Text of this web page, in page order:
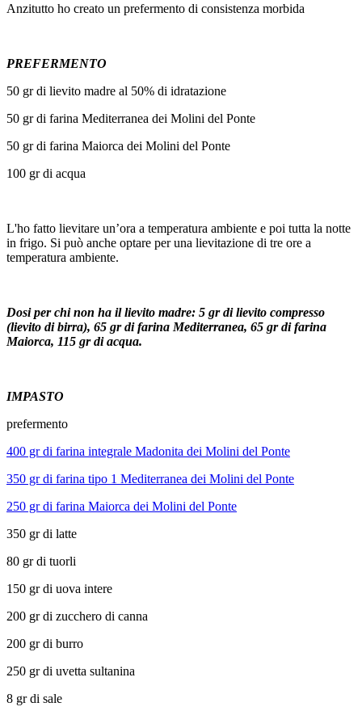
Anzitutto ho creato un prefermento di consistenza morbida
PREFERMENTO
50 gr di lievito madre al 50% di idratazione
50 gr di farina Mediterranea dei Molini del Ponte
50 gr di farina Maiorca dei Molini del Ponte
100 gr di acqua
L'ho fatto lievitare un’ora a temperatura ambiente e poi tutta la notte
in frigo. Si può anche optare per una lievitazione di tre ore a
temperatura ambiente.
Dosi per chi non ha il lievito madre: 5 gr di lievito compresso
(lievito di birra), 65 gr di farina Mediterranea, 65 gr di farina
Maiorca, 115 gr di acqua.
IMPASTO
prefermento
400 gr di farina integrale Madonita dei Molini del Ponte
350 gr di farina tipo 1 Mediterranea dei Molini del Ponte
250 gr di farina Maiorca dei Molini del Ponte
350 gr di latte
80 gr di tuorli
150 gr di uova intere
200 gr di zucchero di canna
200 gr di burro
250 gr di uvetta sultanina
8 gr di sale